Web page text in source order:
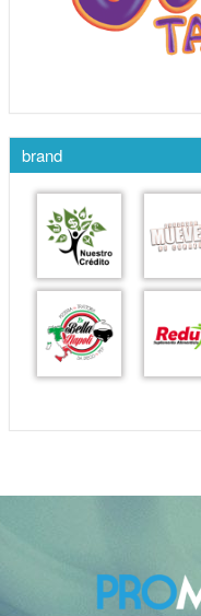
brand